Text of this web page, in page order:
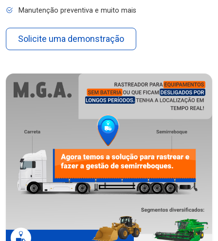
Manutenção preventiva e muito mais
Solicite uma demonstração